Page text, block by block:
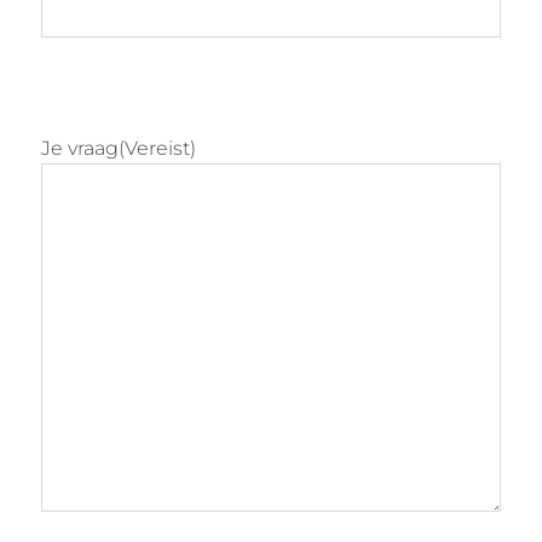
Je vraag(Vereist)